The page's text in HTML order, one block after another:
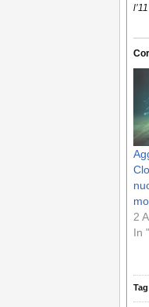
2
In